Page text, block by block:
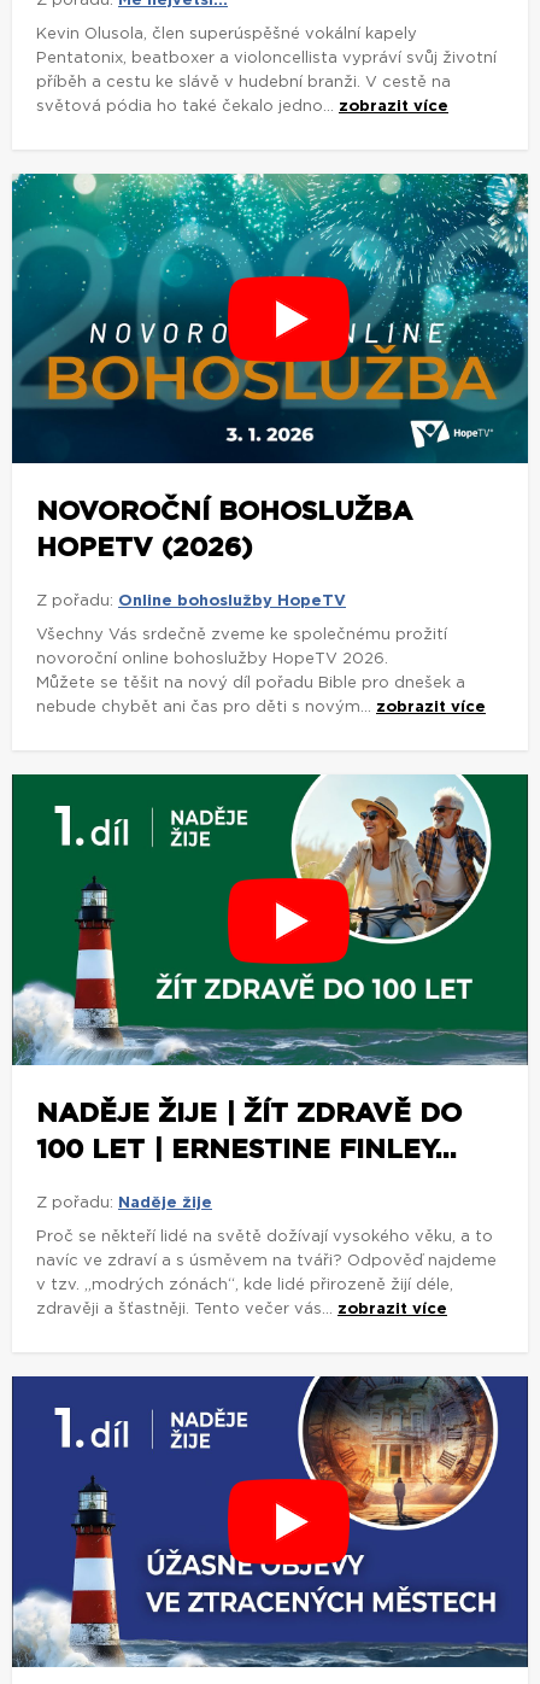
Kevin Olusola, člen superúspěšné vokální kapely
Pentatonix, beatboxer a violoncellista vypráví svůj životní
příběh a cestu ke slávě v hudební branži. V cestě na
světová pódia ho také čekalo jedno... zobrazit více
NOVOROČNÍ BOHOSLUŽBA
HOPETV (2026)
Z pořadu: Online bohoslužby HopeTV
Všechny Vás srdečně zveme ke společnému prožití
novoroční online bohoslužby HopeTV 2026.
Můžete se těšit na nový díl pořadu Bible pro dnešek a
nebude chybět ani čas pro děti s novým... zobrazit více
NADĚJE ŽIJE | ŽÍT ZDRAVĚ DO
100 LET | ERNESTINE FINLEY...
Z pořadu: Naděje žije
Proč se někteří lidé na světě dožívají vysokého věku, a to
navíc ve zdraví a s úsměvem na tváři? Odpověď najdeme
v tzv. „modrých zónách“, kde lidé přirozeně žijí déle,
zdravěji a šťastněji. Tento večer vás... zobrazit více